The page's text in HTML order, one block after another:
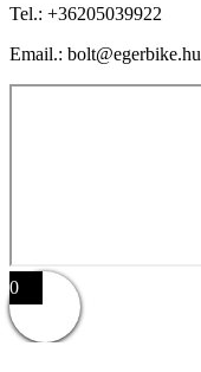
Tel.: +36205039922
Email.: bolt@egerbike.hu
0